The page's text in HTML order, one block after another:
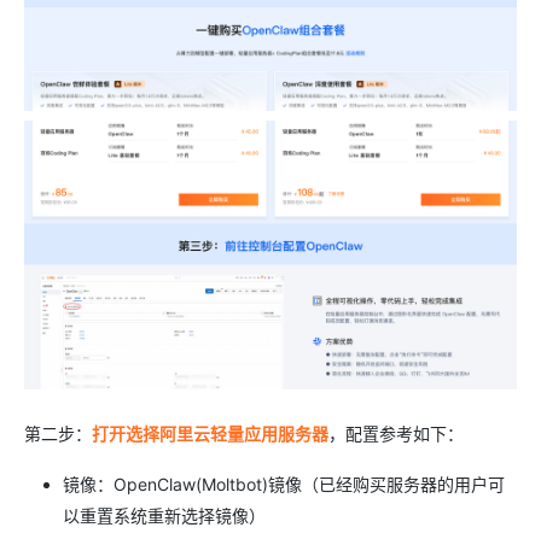
第二步： 打开选择阿里云轻量应用服务器，配置参考如下：
镜像：OpenClaw(Moltbot)镜像（已经购买服务器的用户可
以重置系统重新选择镜像）